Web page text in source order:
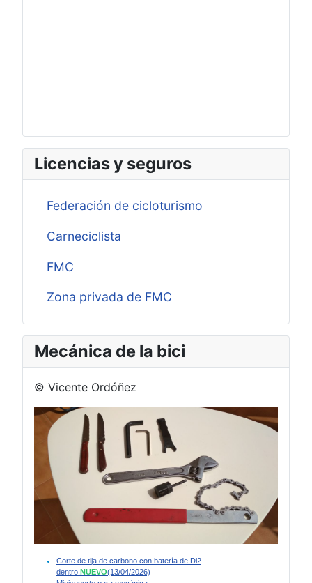
Licencias y seguros
Federación de cicloturismo
Carneciclista
FMC
Zona privada de FMC
Mecánica de la bici
© Vicente Ordóñez
Corte de tija de carbono con batería de Di2
dentro. NUEVO(13/04/2026)